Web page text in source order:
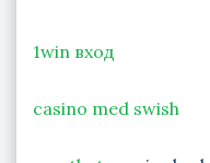
1win вход
casino med swish